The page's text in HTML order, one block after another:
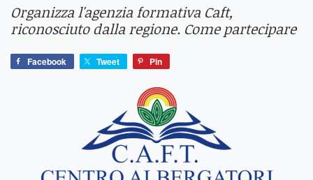
Organizza l'agenzia formativa Caft,
riconosciuto dalla regione. Come partecipare
Facebook Tweet Pin